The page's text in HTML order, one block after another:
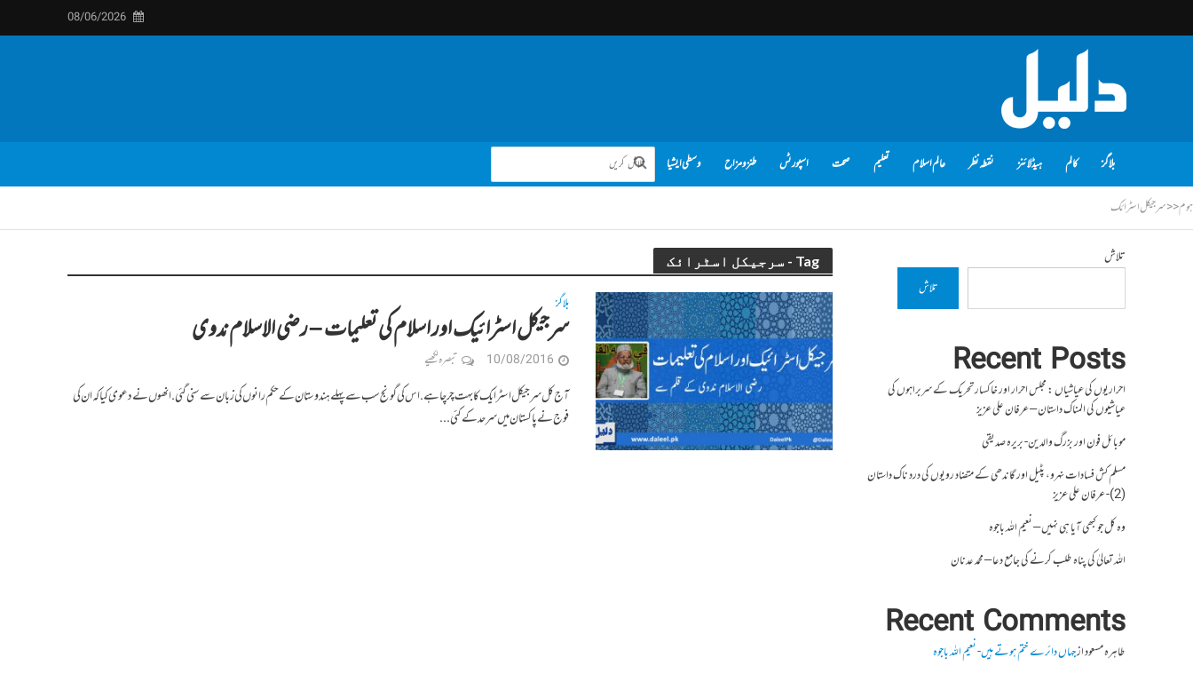
08/06/2026
بلاگز کالم ہیڈلائنز نقطہ نظر عالم اسلام تعلیم صحت اسپورٹس طنز و مزاح وسطی ایشیا
ہوم<<سرجیکل اسٹرائک
Tag - سرجیکل اسٹرائک
بلاگز
سرجیکل اسٹرائیک اور اسلام کی تعلیمات – رضی الاسلام ندوی
10/08/2016 تبصرہ لکھیے
آج کل سرجیکل اسٹرایک کا بہت چرچا ہے. اس کی گونج سب سے پہلے ہندوستان کے حکم رانوں کی زبان سے سنی گئی. انھوں نے دعوی کیا کہ ان کی
فوج نے پاکستان میں سرحد کے کئی...
تلاش
تلاش
Recent Posts
احراریوں کی عیاشیاں : مجلس احرار اور خاکسار تحریک کے سربراہوں کی
عیاشیوں کی المناک داستان – عرفان علی عزیز
موبائل فون اور بزرگ والدین- بریرہ صدیقی
مسلم کش فسادات نہرو، پٹیل اور گاندھی کے متضاد رویوں کی درد ناک داستان
(2)- عرفان علی عزیز
وہ کل جو کبھی آیا ہی نہیں – نعیم اللہ باجوہ
اللہ تعالیٰ کی پناہ طلب کرنے کی جامع دعا – محمد عدنان
Recent Comments
طاہرہ مسعودازجہاں دائرے ختم ہوتے ہیں- نعیم اللہ باجوہ